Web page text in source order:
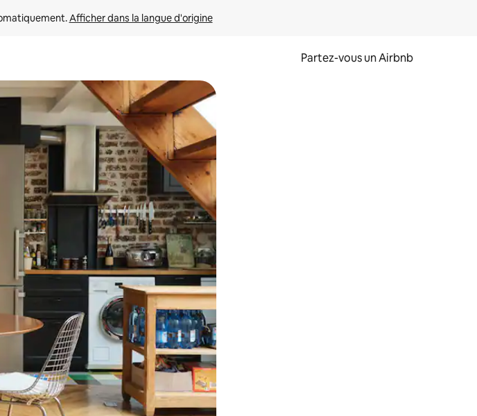
Afficher dans la langue d'origine
Partez-vous un Airbnb
vers le bas, ou en appuyant dessus et en les faisant glisser.